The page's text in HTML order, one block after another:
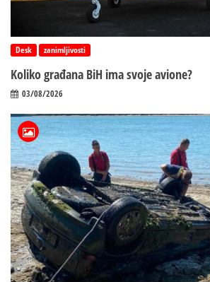
Desk zanimljivosti
Koliko građana BiH ima svoje avione?
03/08/2026